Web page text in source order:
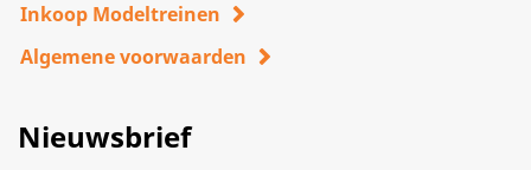
Inkoop Modeltreinen
Algemene voorwaarden
Nieuwsbrief